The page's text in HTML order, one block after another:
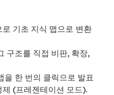
기초 지식 맵으로 변환
구조를 직접 비판, 확장,
을 한 번의 클릭으로 발표
(프레젠테이션 모드).